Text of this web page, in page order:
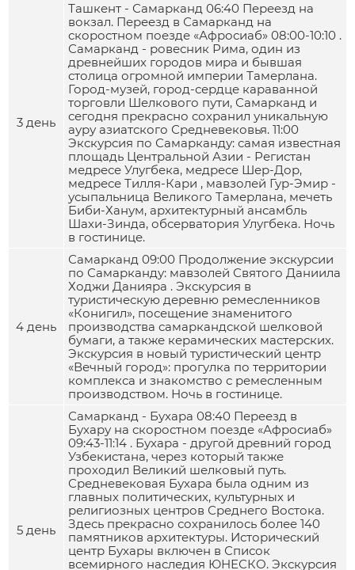
3 день
Ташкент - Самарканд 06:40 Переезд на
вокзал. Переезд в Самарканд на
скоростном поезде «Афросиаб» 08:00-10:10 .
Самарканд - ровесник Рима, один из
древнейших городов мира и бывшая
столица огромной империи Тамерлана.
Город-музей, город-сердце караванной
торговли Шелкового пути, Самарканд и
сегодня прекрасно сохранил уникальную
ауру азиатского Средневековья. 11:00
Экскурсия по Самарканду: самая известная
площадь Центральной Азии - Регистан
медресе Улугбека, медресе Шер-Дор,
медресе Тилля-Кари , мавзолей Гур-Эмир -
усыпальница Великого Тамерлана, мечеть
Биби-Ханум, архитектурный ансамбль
Шахи-Зинда, обсерватория Улугбека. Ночь
в гостинице.
4 день
Самарканд 09:00 Продолжение экскурсии
по Самарканду: мавзолей Святого Даниила
Ходжи Данияра . Экскурсия в
туристическую деревню ремесленников
«Конигил», посещение знаменитого
производства самаркандской шелковой
бумаги, а также керамических мастерских.
Экскурсия в новый туристический центр
«Вечный город»: прогулка по территории
комплекса и знакомство с ремесленным
производством. Ночь в гостинице.
5 день
Самарканд - Бухара 08:40 Переезд в
Бухару на скоростном поезде «Афросиаб»
09:43-11:14 . Бухара - другой древний город
Узбекистана, через который также
проходил Великий шелковый путь.
Средневековая Бухара была одним из
главных политических, культурных и
религиозных центров Среднего Востока.
Здесь прекрасно сохранилось более 140
памятников архитектуры. Исторический
центр Бухары включен в Список
всемирного наследия ЮНЕСКО. Экскурсия